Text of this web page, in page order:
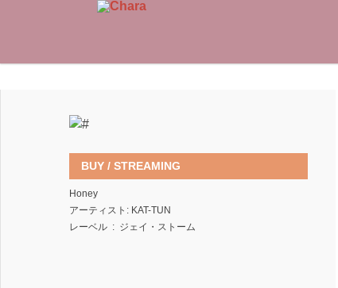
BUY / STREAMING
Honey
アーティスト: KAT-TUN
レーベル ‏ : ‎ ジェイ・ストーム